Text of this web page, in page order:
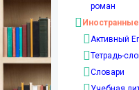
роман
Активный
Тетрадь-
Словари